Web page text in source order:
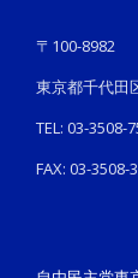
〒100-8982
東京都千代田
TEL: 03-3508-
FAX: 03-3508-